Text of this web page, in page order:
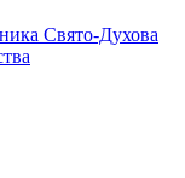
Свято-Духова